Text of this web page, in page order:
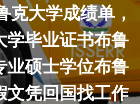
克大学成绩单，
学毕业证书布鲁
业硕士学位布鲁
文凭回国找工作